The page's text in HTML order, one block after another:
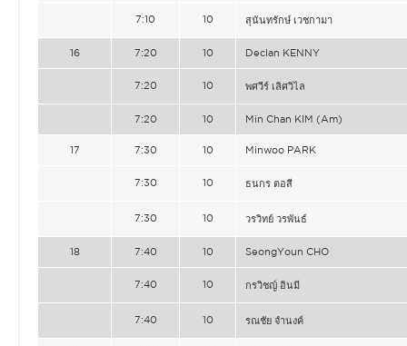
7:10 10 สุนันทรักษ์ เวชกามา
16 7:20 10 Declan KENNY
7:20 10 พศวีร์ เลิศวิไล
7:20 10 Min Chan KIM (Am)
17 7:30 10 Minwoo PARK
7:30 10 ธนกร ตอสี
7:30 10 วรวิทย์ วรพันธ์
18 7:40 10 SeongYoun CHO
7:40 10 กรวิชญ์ อินมี
7:40 10 รณชัย จำนงค์